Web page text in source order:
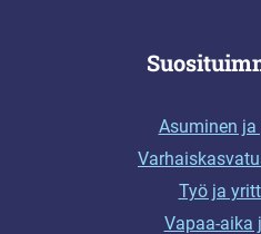
Asuminen
Työ ja
Vapaa-aika